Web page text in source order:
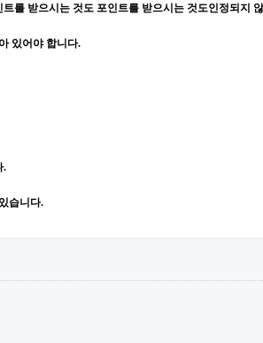
를 받으시는 것도 포인트를 받으시는 것도인정되지
있어야 합니다.
.
습니다.